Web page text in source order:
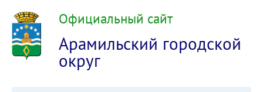
Официальный сайт
Арамильский городской
округ